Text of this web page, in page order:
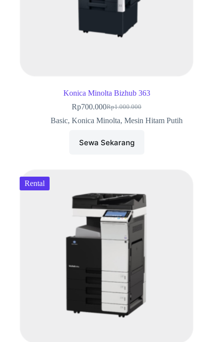
Konica Minolta Bizhub 363
Rp1.000.000
Harga
aslinya
Rp700.000Harga
saat
Rp700.000.
Basic, Konica Minolta, Mesin Hitam Putih
Sewa Sekarang
Rental